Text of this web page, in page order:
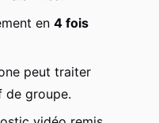
en 4 fois
peut traiter
de groupe.